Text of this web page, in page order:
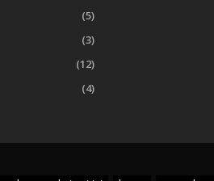
(5)
(3)
(12)
(4)